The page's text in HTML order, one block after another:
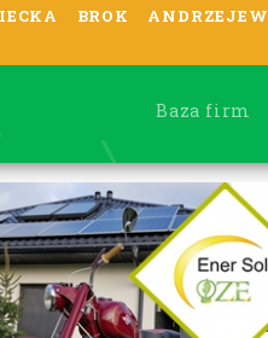
BROK
Baza firm